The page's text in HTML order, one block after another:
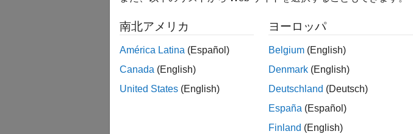
南北アメリカ
América Latina (Español)
Canada (English)
United States (English)
ヨーロッパ
Belgium (English)
Denmark (English)
Deutschland (Deutsch)
España (Español)
Finland (English)